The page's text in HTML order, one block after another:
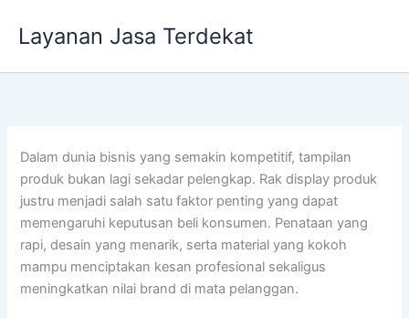
Layanan Jasa Terdekat
Dalam dunia bisnis yang semakin kompetitif, tampilan
produk bukan lagi sekadar pelengkap. Rak display produk
justru menjadi salah satu faktor penting yang dapat
memengaruhi keputusan beli konsumen. Penataan yang
rapi, desain yang menarik, serta material yang kokoh
mampu menciptakan kesan profesional sekaligus
meningkatkan nilai brand di mata pelanggan.